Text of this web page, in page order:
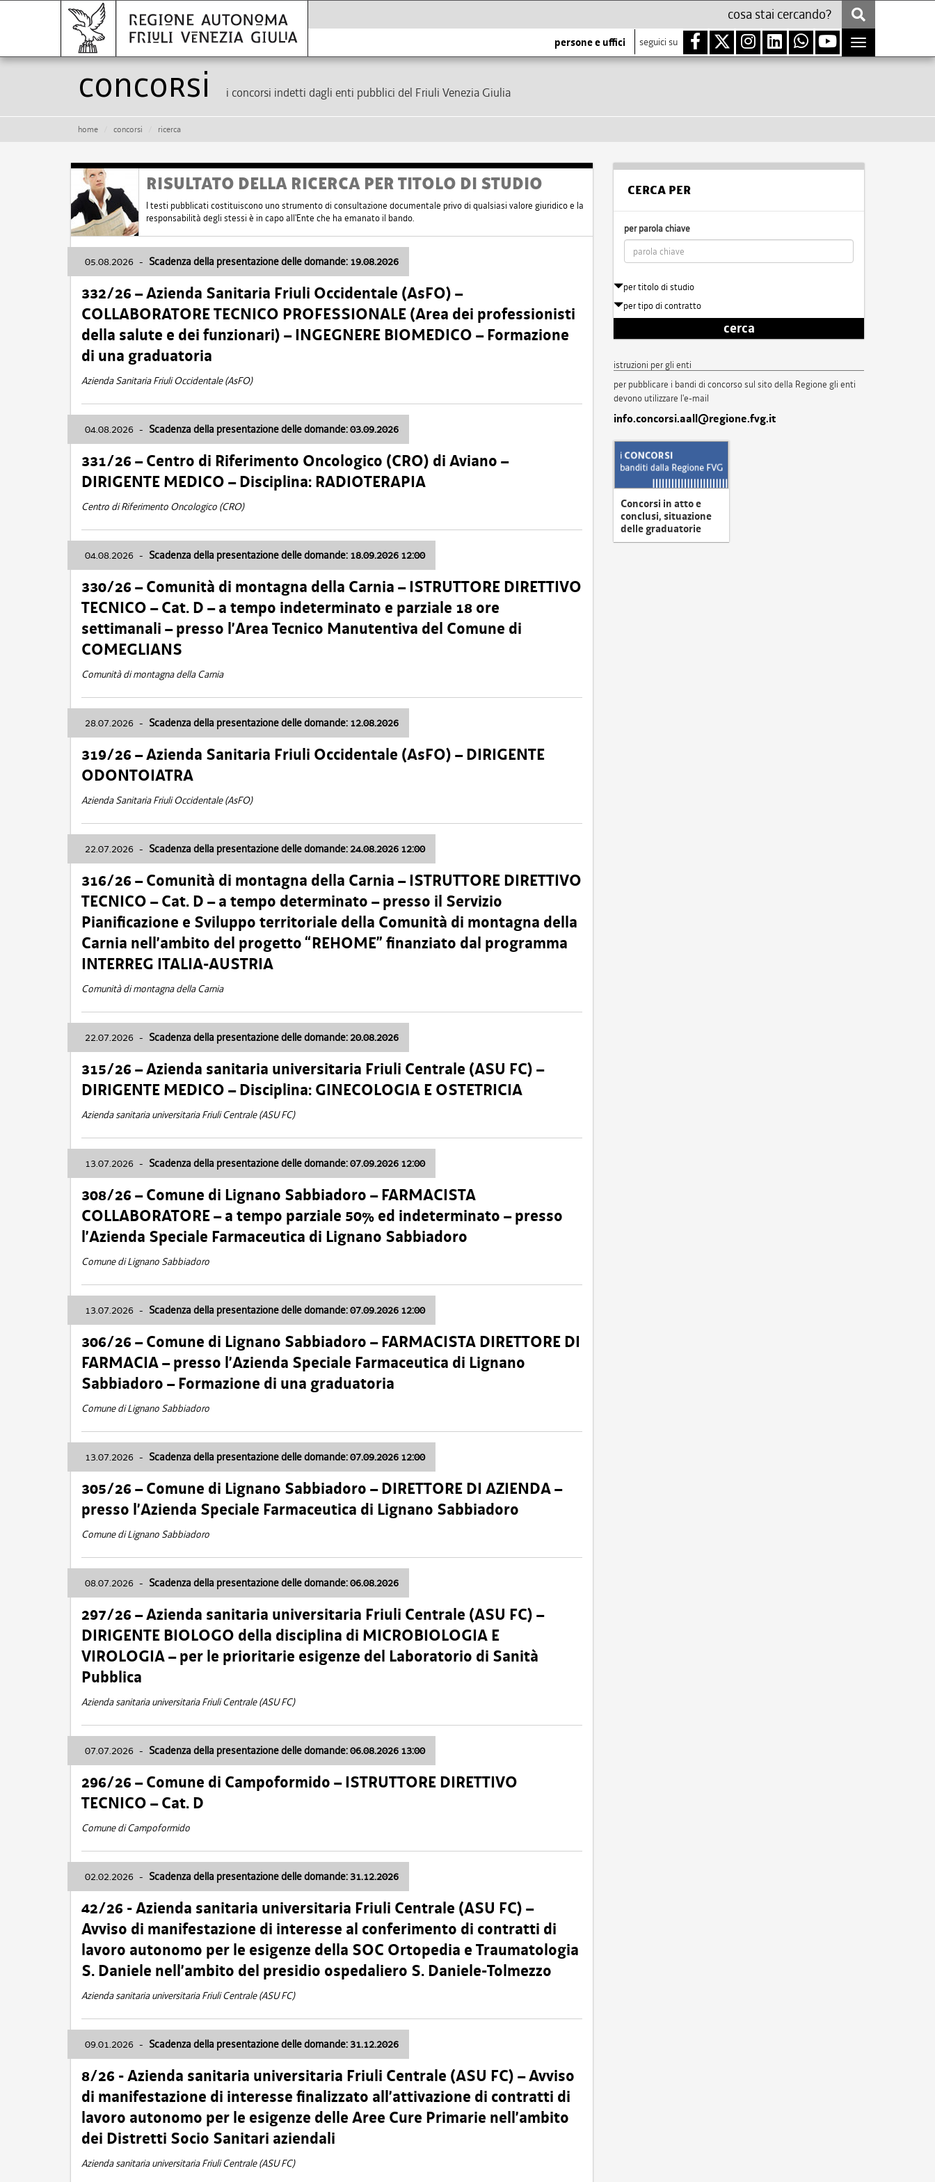
persone e uffici seguici su
Toggle
navigation
Concorsi i concorsi indetti dagli enti pubblici del Friuli Venezia Giulia
home concorsi ricerca
RISULTATO DELLA RICERCA PER TITOLO DI STUDIO
I testi pubblicati costituiscono uno strumento di consultazione documentale privo di qualsiasi valore giuridico e la
responsabilità degli stessi è in capo all'Ente che ha emanato il bando.
05.08.2026 - Scadenza della presentazione delle domande: 19.08.2026
332/26 – Azienda Sanitaria Friuli Occidentale (AsFO) –
COLLABORATORE TECNICO PROFESSIONALE (Area dei professionisti
della salute e dei funzionari) – INGEGNERE BIOMEDICO – Formazione
di una graduatoria
Azienda Sanitaria Friuli Occidentale (AsFO)
04.08.2026 - Scadenza della presentazione delle domande: 03.09.2026
331/26 – Centro di Riferimento Oncologico (CRO) di Aviano –
DIRIGENTE MEDICO – Disciplina: RADIOTERAPIA
Centro di Riferimento Oncologico (CRO)
04.08.2026 - Scadenza della presentazione delle domande: 18.09.2026 12:00
330/26 – Comunità di montagna della Carnia – ISTRUTTORE DIRETTIVO
TECNICO – Cat. D – a tempo indeterminato e parziale 18 ore
settimanali – presso l’Area Tecnico Manutentiva del Comune di
COMEGLIANS
Comunità di montagna della Carnia
28.07.2026 - Scadenza della presentazione delle domande: 12.08.2026
319/26 – Azienda Sanitaria Friuli Occidentale (AsFO) – DIRIGENTE
ODONTOIATRA
Azienda Sanitaria Friuli Occidentale (AsFO)
22.07.2026 - Scadenza della presentazione delle domande: 24.08.2026 12:00
316/26 – Comunità di montagna della Carnia – ISTRUTTORE DIRETTIVO
TECNICO – Cat. D – a tempo determinato – presso il Servizio
Pianificazione e Sviluppo territoriale della Comunità di montagna della
Carnia nell’ambito del progetto “REHOME” finanziato dal programma
INTERREG ITALIA-AUSTRIA
Comunità di montagna della Carnia
22.07.2026 - Scadenza della presentazione delle domande: 20.08.2026
315/26 – Azienda sanitaria universitaria Friuli Centrale (ASU FC) –
DIRIGENTE MEDICO – Disciplina: GINECOLOGIA E OSTETRICIA
Azienda sanitaria universitaria Friuli Centrale (ASU FC)
13.07.2026 - Scadenza della presentazione delle domande: 07.09.2026 12:00
308/26 – Comune di Lignano Sabbiadoro – FARMACISTA
COLLABORATORE – a tempo parziale 50% ed indeterminato – presso
l’Azienda Speciale Farmaceutica di Lignano Sabbiadoro
Comune di Lignano Sabbiadoro
13.07.2026 - Scadenza della presentazione delle domande: 07.09.2026 12:00
306/26 – Comune di Lignano Sabbiadoro – FARMACISTA DIRETTORE DI
FARMACIA – presso l’Azienda Speciale Farmaceutica di Lignano
Sabbiadoro – Formazione di una graduatoria
Comune di Lignano Sabbiadoro
13.07.2026 - Scadenza della presentazione delle domande: 07.09.2026 12:00
305/26 – Comune di Lignano Sabbiadoro – DIRETTORE DI AZIENDA –
presso l’Azienda Speciale Farmaceutica di Lignano Sabbiadoro
Comune di Lignano Sabbiadoro
08.07.2026 - Scadenza della presentazione delle domande: 06.08.2026
297/26 – Azienda sanitaria universitaria Friuli Centrale (ASU FC) –
DIRIGENTE BIOLOGO della disciplina di MICROBIOLOGIA E
VIROLOGIA – per le prioritarie esigenze del Laboratorio di Sanità
Pubblica
Azienda sanitaria universitaria Friuli Centrale (ASU FC)
07.07.2026 - Scadenza della presentazione delle domande: 06.08.2026 13:00
296/26 – Comune di Campoformido – ISTRUTTORE DIRETTIVO
TECNICO – Cat. D
Comune di Campoformido
02.02.2026 - Scadenza della presentazione delle domande: 31.12.2026
42/26 - Azienda sanitaria universitaria Friuli Centrale (ASU FC) –
Avviso di manifestazione di interesse al conferimento di contratti di
lavoro autonomo per le esigenze della SOC Ortopedia e Traumatologia
S. Daniele nell’ambito del presidio ospedaliero S. Daniele-Tolmezzo
Azienda sanitaria universitaria Friuli Centrale (ASU FC)
09.01.2026 - Scadenza della presentazione delle domande: 31.12.2026
8/26 - Azienda sanitaria universitaria Friuli Centrale (ASU FC) – Avviso
di manifestazione di interesse finalizzato all’attivazione di contratti di
lavoro autonomo per le esigenze delle Aree Cure Primarie nell’ambito
dei Distretti Socio Sanitari aziendali
Azienda sanitaria universitaria Friuli Centrale (ASU FC)
CERCA PER
per parola chiave
per titolo di studio
per tipo di contratto
cerca
istruzioni per gli enti
per pubblicare i bandi di concorso sul sito della Regione gli enti
devono utilizzare l'e-mail
info.concorsi.aall@regione.fvg.it
Concorsi in atto e
conclusi, situazione
delle graduatorie